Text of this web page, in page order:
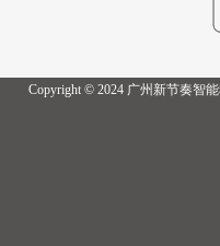
Copyright © 2024 广州新节奏智